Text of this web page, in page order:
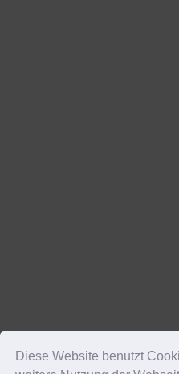
Diese Website benutzt